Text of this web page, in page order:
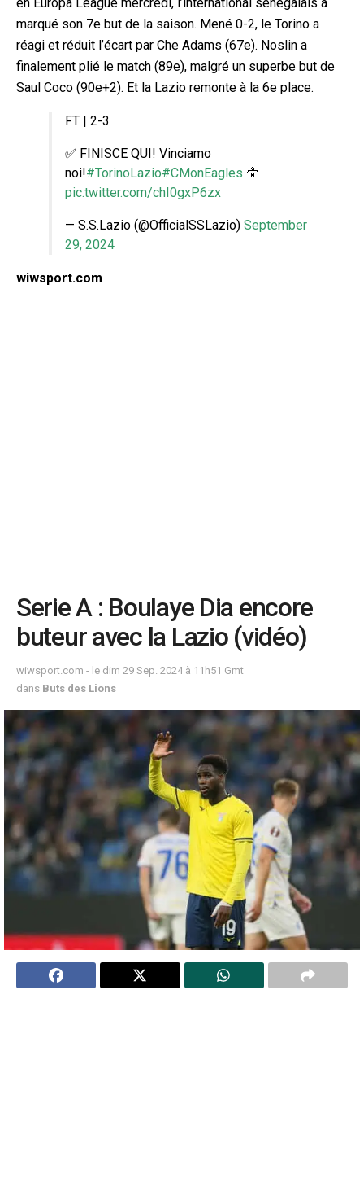
marqué son 7e but de la saison. Mené 0-2, le Torino a
réagi et réduit l’écart par Che Adams (67e). Noslin a
finalement plié le match (89e), malgré un superbe but de
Saul Coco (90e+2). Et la Lazio remonte à la 6e place.
FT | 2-3
✅ FINISCE QUI! Vinciamo
noi!#TorinoLazio#CMonEagles 🦅
pic.twitter.com/chI0gxP6zx
— S.S.Lazio (@OfficialSSLazio) September
29, 2024
wiwsport.com
Serie A : Boulaye Dia encore
buteur avec la Lazio (vidéo)
wiwsport.com - le dim 29 Sep. 2024 à 11h51 Gmt
dans Buts des Lions